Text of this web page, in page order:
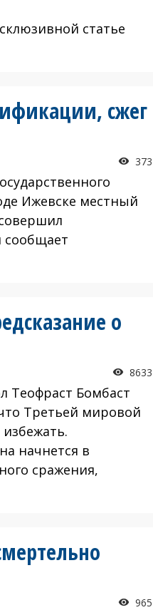
статье
сжег
373
Ижевске местный
сообщает
о
8633
Теофраст Бомбаст
Третьей мировой
начнется в
сражения,
965